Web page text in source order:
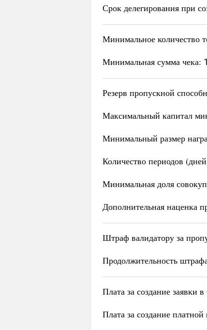
Срок делегирования при
Минимальное количество
Минимальная сумма чека:
Резерв пропускной
Максимальный капитал
Минимальный размер
Количество периодов
Минимальная доля
Дополнительная наценка
Штраф валидатору за
Продолжительность
Плата за создание заявки
Плата за создание